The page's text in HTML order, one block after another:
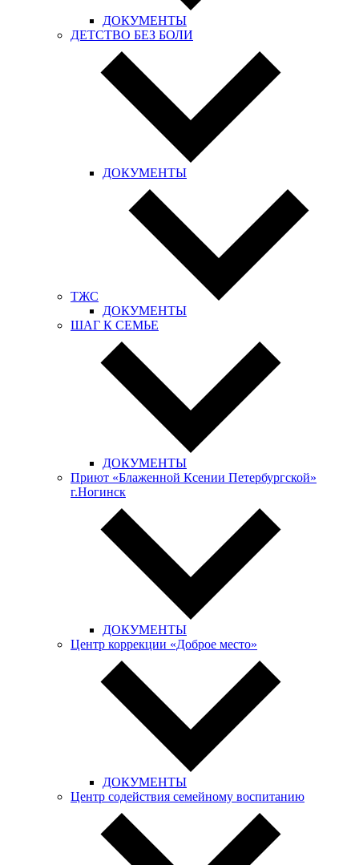
ДОКУМЕНТЫ
ДЕТСТВО БЕЗ БОЛИ
ДОКУМЕНТЫ
ТЖС
ДОКУМЕНТЫ
ШАГ К СЕМЬЕ
ДОКУМЕНТЫ
Приют «Блаженной Ксении Петербургской»
г.Ногинск
ДОКУМЕНТЫ
Центр коррекции «Доброе место»
ДОКУМЕНТЫ
Центр содействия семейному воспитанию